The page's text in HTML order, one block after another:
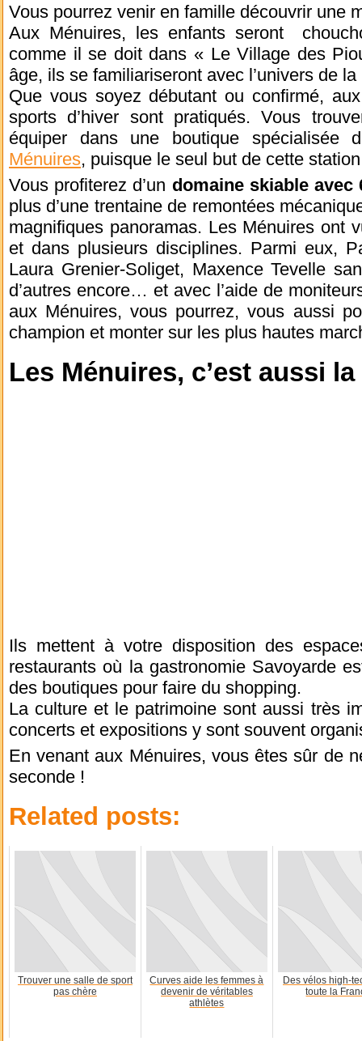
Vous pourrez venir en famille découvrir une
Aux Ménuires, les enfants seront
comme il se doit dans « Le Village des
âge, ils se familiariseront avec l’univers de
Que vous soyez débutant ou confirmé,
sports d’hiver sont pratiqués. Vous
équiper dans une boutique
Ménuires, puisque le seul but de cette
Vous profiterez d’un domaine skiable avec
plus d’une trentaine de remontées
magnifiques panoramas. Les Ménuires ont
et dans plusieurs disciplines. Parmi eux,
Laura Grenier-Soliget, Maxence Tevelle
d’autres encore… et avec l’aide de
aux Ménuires, vous pourrez, vous aussi
champion et monter sur les plus hautes
Les Ménuires, c’est aussi
Ils mettent à votre disposition des
restaurants où la gastronomie Savoyarde
des boutiques pour faire du shopping.
La culture et le patrimoine sont aussi très
concerts et expositions y sont souvent
En venant aux Ménuires, vous êtes sûr de
seconde !
Related posts:
Trouver une salle de sport
pas chère
Curves aide les femmes à
devenir de véritables
athlètes
Des vélos high-
toute la